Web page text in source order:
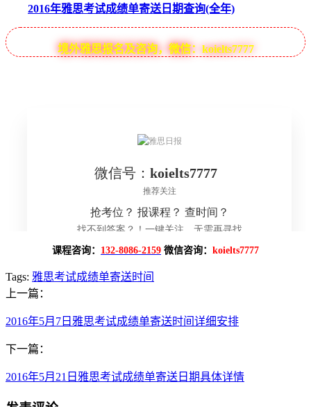
2016年雅思考试成绩单寄送日期查询(全年)
境外雅思报名及咨询，微信：koielts7777
课程咨询： 132-8086-2159 微信咨询： koielts7777
Tags: 雅思考试成绩单寄送时间
上一篇：
2016年5月7日雅思考试成绩单寄送时间详细安排
下一篇：
2016年5月21日雅思考试成绩单寄送日期具体详情